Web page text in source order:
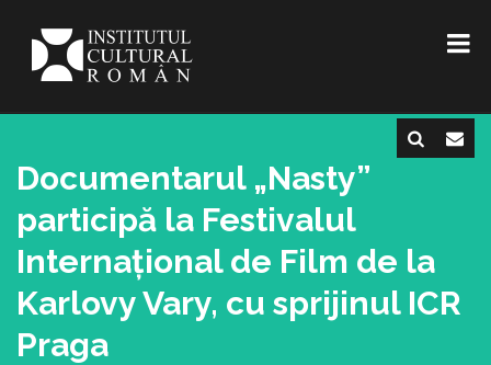
Documentarul „Nasty”
participă la Festivalul
Internațional de Film de la
Karlovy Vary, cu sprijinul ICR
Praga